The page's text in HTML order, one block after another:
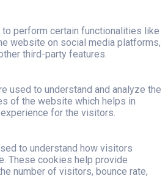
perform certain functionalities like
website on social media platforms,
third-party features.
used to understand and analyze the
of the website which helps in
for the visitors.
to understand how visitors
These cookies help provide
number of visitors, bounce rate,